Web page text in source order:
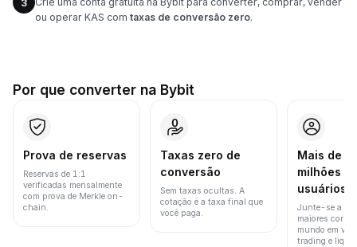
3
ou operar KAS com taxas de conversão zero.
Por que converter na Bybit
Prova de reservas
Reservas de 1:1
verificadas mensalmente
com prova de Merkle on-
chain.
Taxas zero de
conversão
Sem taxas ocultas. A
cotação é a taxa final que
você paga.
Mais de
milhões
usuários
Junte-se a
maiores
mundo em
trading e